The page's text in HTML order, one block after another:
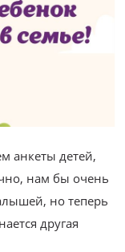
анкеты детей,
нам бы очень
но теперь
другая